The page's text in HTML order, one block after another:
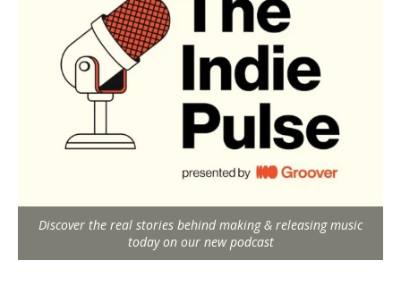
Discover the real stories behind making & releasing music
today on our new podcast